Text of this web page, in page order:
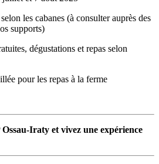
les cabanes (à consulter auprès des
supports)
dégustations et repas selon
pour les repas à la ferme
Iraty et vivez une expérience